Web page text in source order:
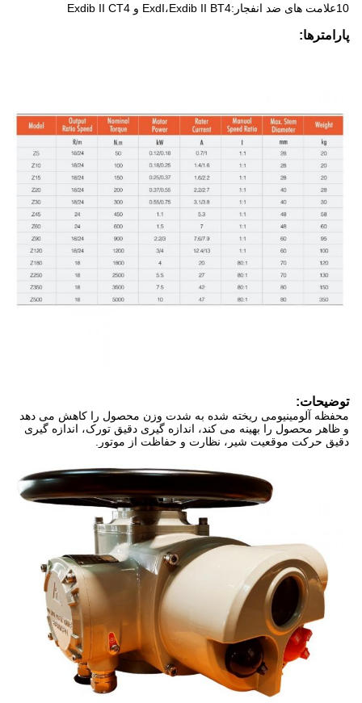
10علامت های ضد انفجار:ExdI،Exdib II BT4 و Exdib II CT4
پارامترها:
توضیحات:
محفظه آلومینیومی ریخته شده به شدت وزن محصول را کاهش می دهد
و ظاهر محصول را بهینه می کند، اندازه گیری دقیق تورک، اندازه گیری
دقیق حرکت موقعیت شیر، نظارت و حفاظت از موتور.